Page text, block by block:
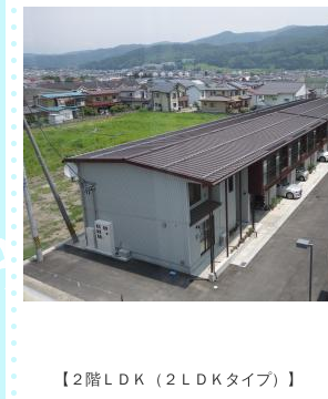
【２階ＬＤＫ（２ＬＤＫタイプ）】